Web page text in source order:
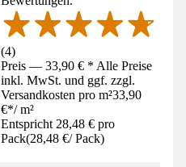
(4)
Preis — 33,90 € * Alle Preise
inkl. MwSt. und ggf. zzgl.
Versandkosten pro m²33,90
€*/ m²
Entspricht 28,48 € pro
Pack(28,48 €/ Pack)